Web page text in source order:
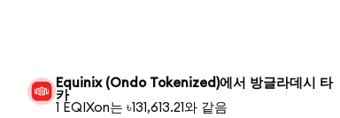
Equinix (Ondo Tokenized)에서 방글라데시 타
카
1 EQIXon는 ৳131,613.21와 같음